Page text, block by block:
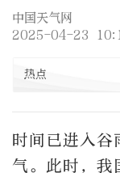
中国天气网
2025-04-23
热点
时间已进入谷
气。此时，我